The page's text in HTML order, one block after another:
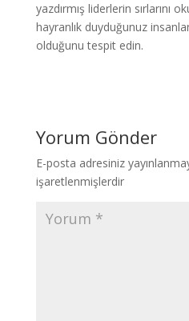
yazdırmış liderlerin sırlarını
hayranlık duyduğunuz
olduğunu tespit edin.
Yorum Gönder
E-posta adresiniz
işaretlenmişlerdir